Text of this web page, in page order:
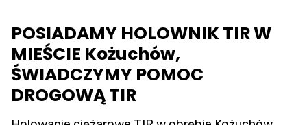
POSIADAMY HOLOWNIK TIR W
MIEŚCIE Kożuchów,
ŚWIADCZYMY POMOC
DROGOWĄ TIR